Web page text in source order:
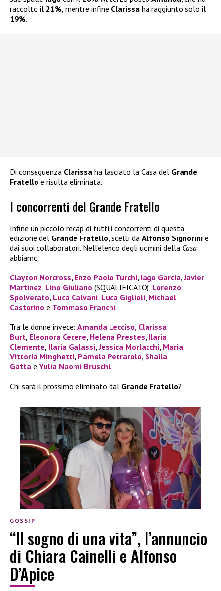
raccolto il 21% , mentre infine Clarissa ha raggiunto solo il
19%.
Di conseguenza Clarissa ha lasciato la Casa del Grande
Fratello e risulta eliminata.
I concorrenti del Grande Fratello
Infine un piccolo recap di tutti i concorrenti di questa
edizione del Grande Fratello,scelti da Alfonso Signorini e
dai suoi collaboratori. Nell’elenco degli uomini della Casa
abbiamo:
Clayton Norcross, Enzo Paolo Turchi, Iago Garcia,Javier
Martinez, Lino Giuliano (SQUALIFICATO), Lorenzo
Spolverato, Luca Calvani, Luca Giglioli, Michael
Castorino e Tommaso Franchi.
Tra le donne invece: Amanda Lecciso, Clarissa
Burt, Eleonora Cecere, Helena Prestes, Ilaria
Clemente, Ilaria Galassi,Jessica Morlacchi, Maria
Vittoria Minghetti, Pamela Petrarolo, Shaila
Gatta e Yulia Naomi Bruschi.
Chi sarà il prossimo eliminato dal Grande Fratello?
GOSSIP
“Il sogno di una vita”, l’annuncio
di Chiara Cainelli e Alfonso
D’Apice